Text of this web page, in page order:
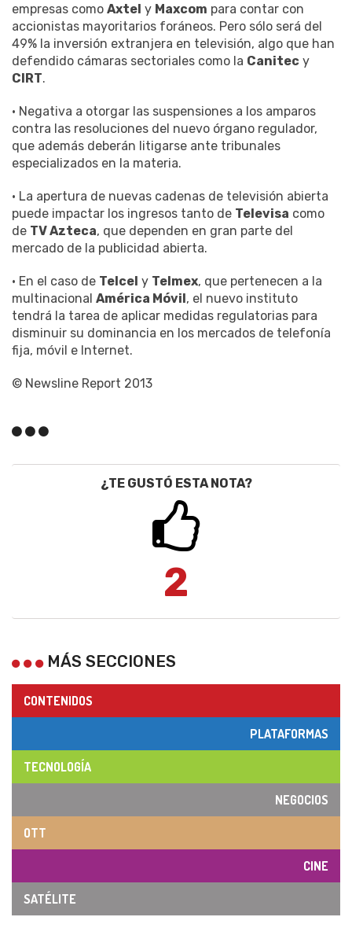
empresas como Axtel y Maxcom para contar con
accionistas mayoritarios foráneos. Pero sólo será del
49% la inversión extranjera en televisión, algo que han
defendido cámaras sectoriales como la Canitec y
CIRT.
• Negativa a otorgar las suspensiones a los amparos
contra las resoluciones del nuevo órgano regulador,
que además deberán litigarse ante tribunales
especializados en la materia.
• La apertura de nuevas cadenas de televisión abierta
puede impactar los ingresos tanto de Televisa como
de TV Azteca, que dependen en gran parte del
mercado de la publicidad abierta.
• En el caso de Telcel y Telmex, que pertenecen a la
multinacional América Móvil, el nuevo instituto
tendrá la tarea de aplicar medidas regulatorias para
disminuir su dominancia en los mercados de telefonía
fija, móvil e Internet.
© Newsline Report 2013
¿TE GUSTÓ ESTA NOTA?
2
MÁS SECCIONES
CONTENIDOS
PLATAFORMAS
TECNOLOGÍA
NEGOCIOS
OTT
CINE
SATÉLITE